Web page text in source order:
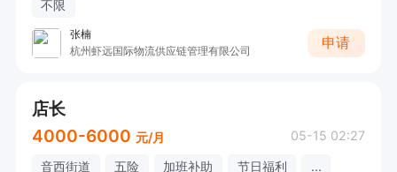
不限
张楠
杭州虾远国际物流供应链管理有限公司
申请
店长
4000-6000 元/月 05-15 02:27
音西街道 五险 加班补助 节日福利 ...